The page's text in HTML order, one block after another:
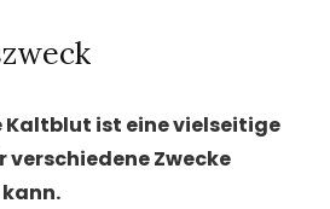
Kaltblut ist eine vielseitige
verschiedene Zwecke